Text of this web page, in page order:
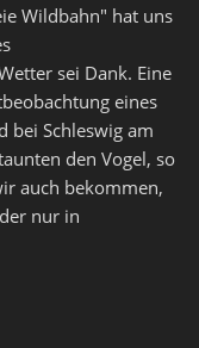
Wildbahn" hat uns
sei Dank. Eine
eines
bei Schleswig am
den Vogel, so
auch bekommen,
nur in